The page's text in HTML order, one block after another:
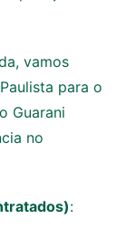
vamos
para o
Guarani
no
: